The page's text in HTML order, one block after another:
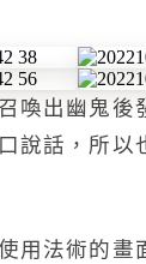
喚出幽鬼後
說話，所以
用法術的畫